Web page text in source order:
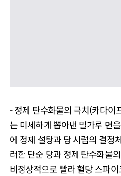
- 정제 탄수화물의 극치(카다이
는 미세하게 뽑아낸 밀가루 면
에 정제 설탕과 당 시럽의 결정
러한 단순 당과 정제 탄수화물
비정상적으로 빨라 혈당 스파